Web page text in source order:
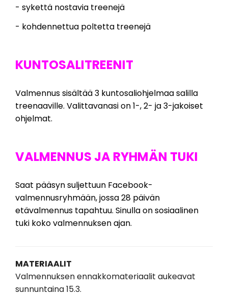
- sykettä nostavia treenejä
- kohdennettua poltetta treenejä
KUNTOSALITREENIT
Valmennus sisältää 3 kuntosaliohjelmaa salilla
treenaaville. Valittavanasi on 1-, 2- ja 3-jakoiset
ohjelmat.
VALMENNUS JA RYHMÄN TUKI
Saat pääsyn suljettuun Facebook-
valmennusryhmään, jossa 28 päivän
etävalmennus tapahtuu. Sinulla on sosiaalinen
tuki koko valmennuksen ajan.
MATERIAALIT
Valmennuksen ennakkomateriaalit aukeavat
sunnuntaina 15.3.